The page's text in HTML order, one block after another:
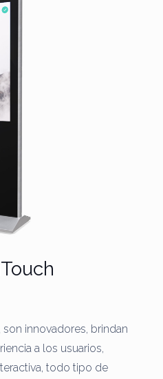
innovadores, brindan
a los usuarios,
todo tipo de